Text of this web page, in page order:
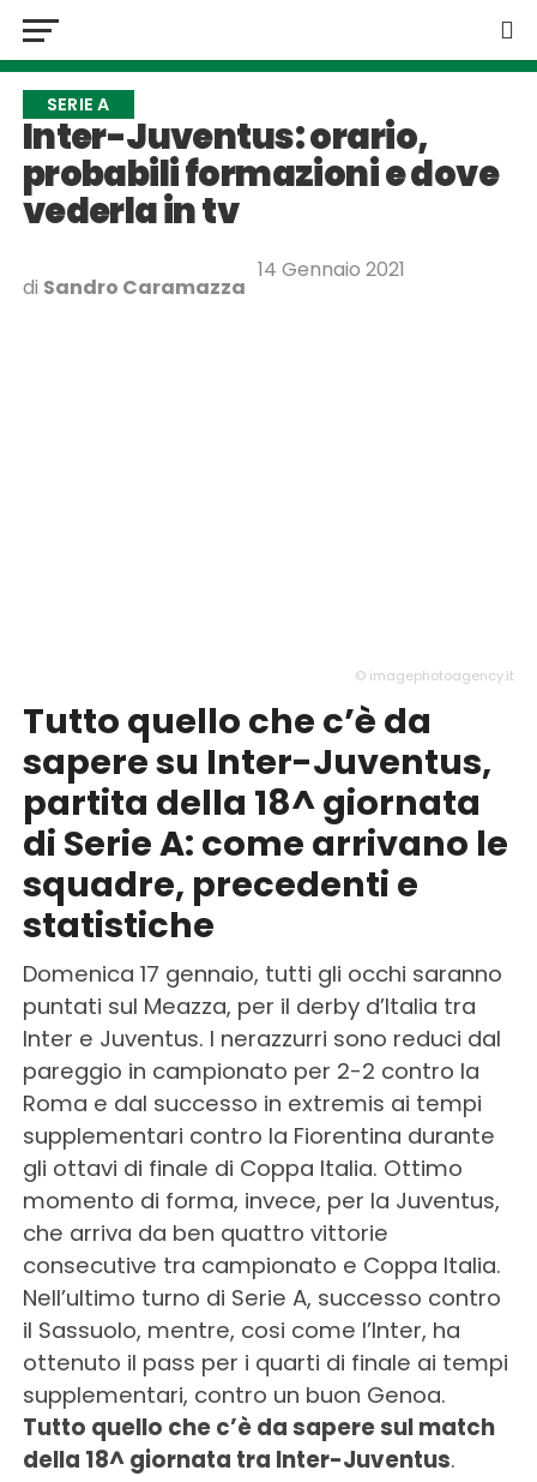
SERIE A
Inter-Juventus: orario,
probabili formazioni e dove
vederla in tv
di Sandro Caramazza
14 Gennaio 2021
© imagephotoagency.it
Tutto quello che c’è da
sapere su Inter-Juventus,
partita della 18^ giornata
di Serie A: come arrivano le
squadre, precedenti e
statistiche
Domenica 17 gennaio, tutti gli occhi saranno
puntati sul Meazza, per il derby d’Italia tra
Inter e Juventus. I nerazzurri sono reduci dal
pareggio in campionato per 2-2 contro la
Roma e dal successo in extremis ai tempi
supplementari contro la Fiorentina durante
gli ottavi di finale di Coppa Italia. Ottimo
momento di forma, invece, per la Juventus,
che arriva da ben quattro vittorie
consecutive tra campionato e Coppa Italia.
Nell’ultimo turno di Serie A, successo contro
il Sassuolo, mentre, cosi come l’Inter, ha
ottenuto il pass per i quarti di finale ai tempi
supplementari, contro un buon Genoa.
Tutto quello che c’è da sapere sul match
della 18^ giornata tra Inter-Juventus.